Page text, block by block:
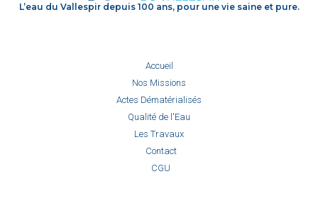
L’eau du Vallespir depuis 100 ans, pour une vie saine et pure.
Accueil
Nos Missions
Actes Dématérialisés
Qualité de l'Eau
Les Travaux
Contact
CGU